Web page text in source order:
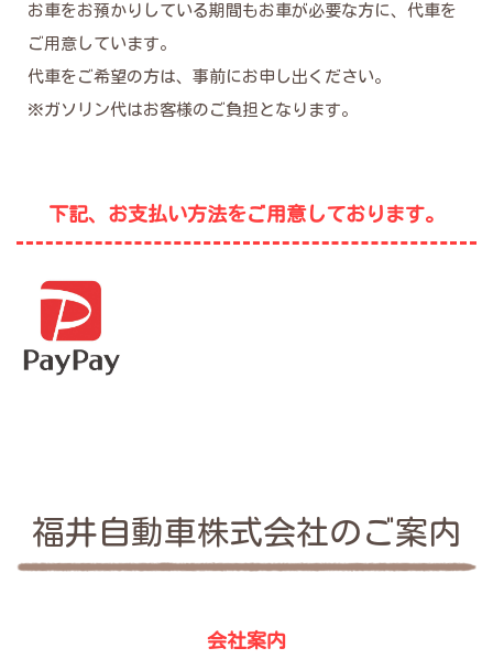
お車をお預かりしている期間もお車が必要な方に、代車を
ご用意しています。
代車をご希望の方は、事前にお申し出ください。
※ガソリン代はお客様のご負担となります。
下記、お支払い方法をご用意しております。
福井自動車株式会社のご案内
会社案内